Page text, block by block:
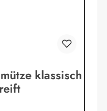
klassisch